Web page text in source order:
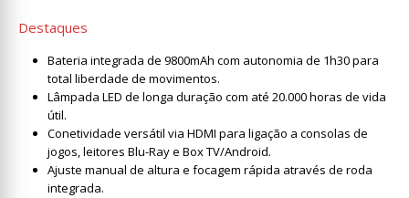
Destaques
Bateria integrada de 9800mAh com autonomia de 1h30 para
total liberdade de movimentos.
Lâmpada LED de longa duração com até 20.000 horas de vida
útil.
Conetividade versátil via HDMI para ligação a consolas de
jogos, leitores Blu-Ray e Box TV/Android.
Ajuste manual de altura e focagem rápida através de roda
integrada.